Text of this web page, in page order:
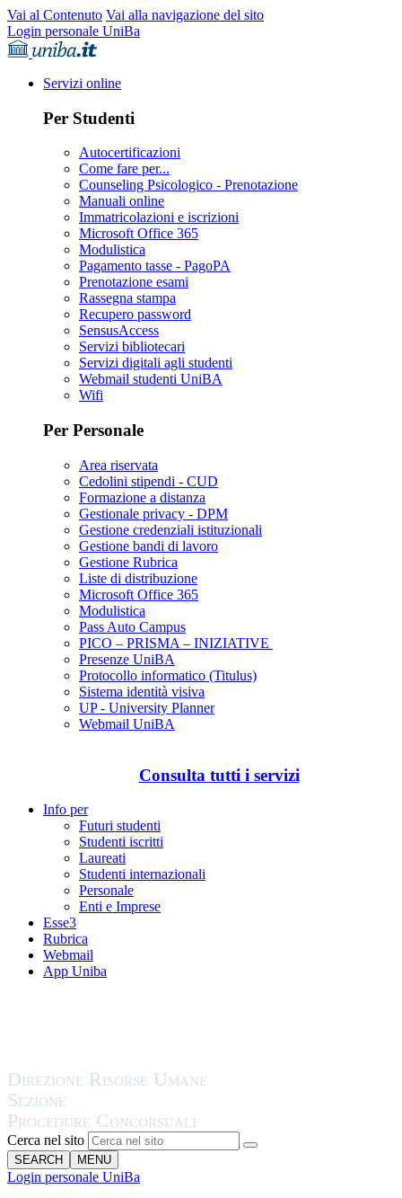
Vai al Contenuto Vai alla navigazione del sito
Login personale UniBa
Servizi online
Per Studenti
Autocertificazioni
Come fare per...
Counseling Psicologico - Prenotazione
Manuali online
Immatricolazioni e iscrizioni
Microsoft Office 365
Modulistica
Pagamento tasse - PagoPA
Prenotazione esami
Rassegna stampa
Recupero password
SensusAccess
Servizi bibliotecari
Servizi digitali agli studenti
Webmail studenti UniBA
Wifi
Per Personale
Area riservata
Cedolini stipendi - CUD
Formazione a distanza
Gestionale privacy - DPM
Gestione credenziali istituzionali
Gestione bandi di lavoro
Gestione Rubrica
Liste di distribuzione
Microsoft Office 365
Modulistica
Pass Auto Campus
PICO – PRISMA – INIZIATIVE
Presenze UniBA
Protocollo informatico (Titulus)
Sistema identità visiva
UP - University Planner
Webmail UniBA
Consulta tutti i servizi
Info per
Futuri studenti
Studenti iscritti
Laureati
Studenti internazionali
Personale
Enti e Imprese
Esse3
Rubrica
Webmail
App Uniba
Cerca nel sito
SEARCH MENU
Login personale UniBa